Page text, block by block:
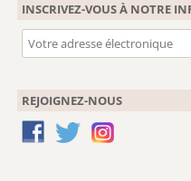
INSCRIVEZ-VOUS À NOTRE
REJOIGNEZ-NOUS